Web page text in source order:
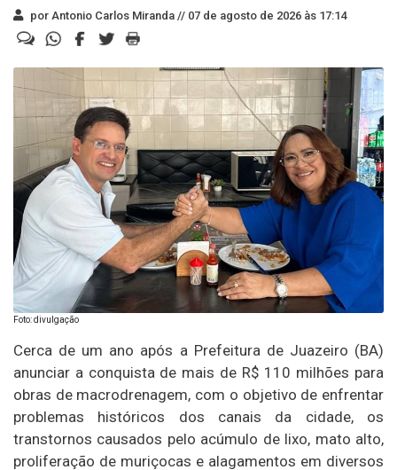
por Antonio Carlos Miranda // 07 de agosto de 2026 às 17:14
Foto: divulgação
Cerca de um ano após a Prefeitura de Juazeiro (BA)
anunciar a conquista de mais de R$ 110 milhões para
obras de macrodrenagem, com o objetivo de enfrentar
problemas históricos dos canais da cidade, os
transtornos causados pelo acúmulo de lixo, mato alto,
proliferação de muriçocas e alagamentos em diversos